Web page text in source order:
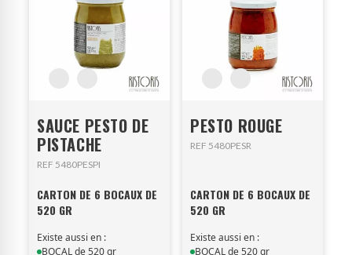
SAUCE PESTO DE
PISTACHE
REF 5480PESPI
CARTON DE 6 BOCAUX DE
520 GR
Existe aussi en :
BOCAL de 520 gr
PESTO ROUGE
REF 5480PESR
CARTON DE 6 BOCAUX DE
520 GR
Existe aussi en :
BOCAL de 520 gr